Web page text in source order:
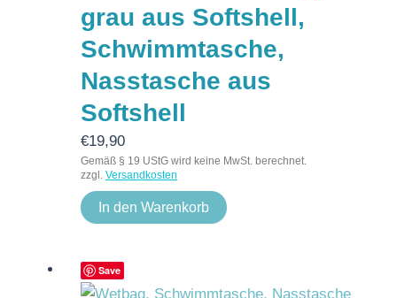
grau aus Softshell,
Schwimmtasche,
Nasstasche aus
Softshell
€19,90
Gemäß § 19 UStG wird keine MwSt. berechnet.
zzgl. Versandkosten
In den Warenkorb
Save